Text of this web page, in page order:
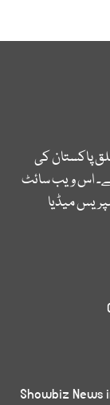
پاکستان کی
اس ویب سائٹ
میڈیا
Showbiz News